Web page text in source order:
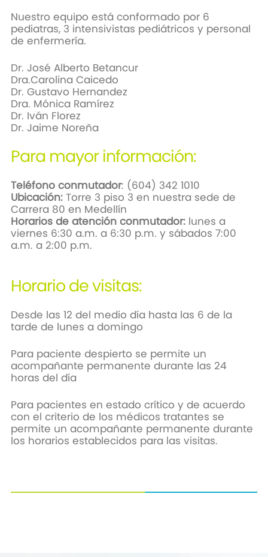
Nuestro equipo está conformado por 6
pediatras, 3 intensivistas pediátricos y personal
de enfermería.
Dr. José Alberto Betancur
Dra.Carolina Caicedo
Dr. Gustavo Hernandez
Dra. Mónica Ramírez
Dr. Iván Florez
Dr. Jaime Noreña
Para mayor información:
Teléfono conmutador: (604) 342 1010
Ubicación: Torre 3 piso 3 en nuestra sede de
Carrera 80 en Medellín
Horarios de atención conmutador:lunes a
viernes 6:30 a.m. a 6:30 p.m. y sábados 7:00
a.m. a 2:00 p.m.
Horario de visitas:
Desde las 12 del medio día hasta las 6 de la
tarde de lunes a domingo
Para paciente despierto se permite un
acompañante permanente durante las 24
horas del día
Para pacientes en estado crítico y de acuerdo
con el criterio de los médicos tratantes se
permite un acompañante permanente durante
los horarios establecidos para las visitas.